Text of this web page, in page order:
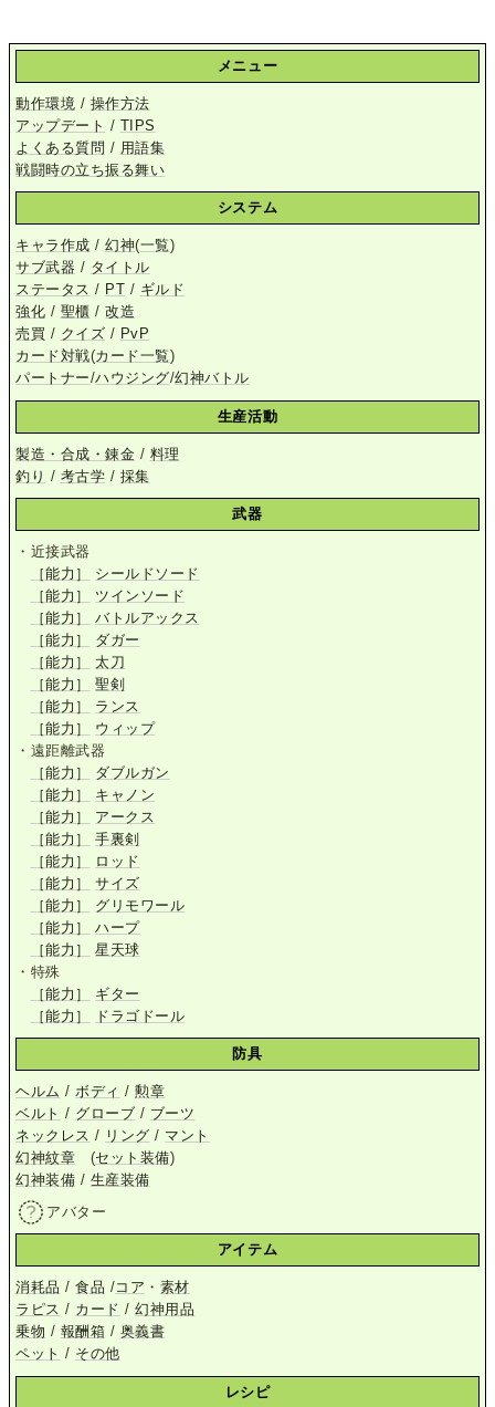
メニュー
動作環境 / 操作方法
アップデート / TIPS
よくある質問 / 用語集
戦闘時の立ち振る舞い
システム
キャラ作成 /幻神(一覧)
サブ武器 / タイトル
ステータス / PT / ギルド
強化 / 聖櫃 /改造
売買 / クイズ / PvP
カード対戦(カード一覧)
パートナー/ハウジング/幻神バトル
生産活動
製造・合成・錬金 / 料理
釣り / 考古学 / 採集
武器
・近接武器
［能力］
シールドソード
［能力］
ツインソード
［能力］
バトルアックス
［能力］
ダガー
［能力］
太刀
［能力］
聖剣
［能力］
ランス
［能力］
ウィップ
・遠距離武器
［能力］
ダブルガン
［能力］
キャノン
［能力］
アークス
［能力］
手裏剣
［能力］
ロッド
［能力］
サイズ
［能力］
グリモワール
［能力］
ハープ
［能力］
星天球
・特殊
［能力］
ギター
［能力］
ドラゴドール
防具
ヘルム / ボディ /勲章
ベルト / グローブ / ブーツ
ネックレス / リング / マント
幻神紋章 (セット装備)
幻神装備 / 生産装備
アバター
アイテム
消耗品 /食品 /コア ・ 素材
ラピス / カード /幻神用品
乗物 / 報酬箱 / 奥義書
ペット / その他
レシピ